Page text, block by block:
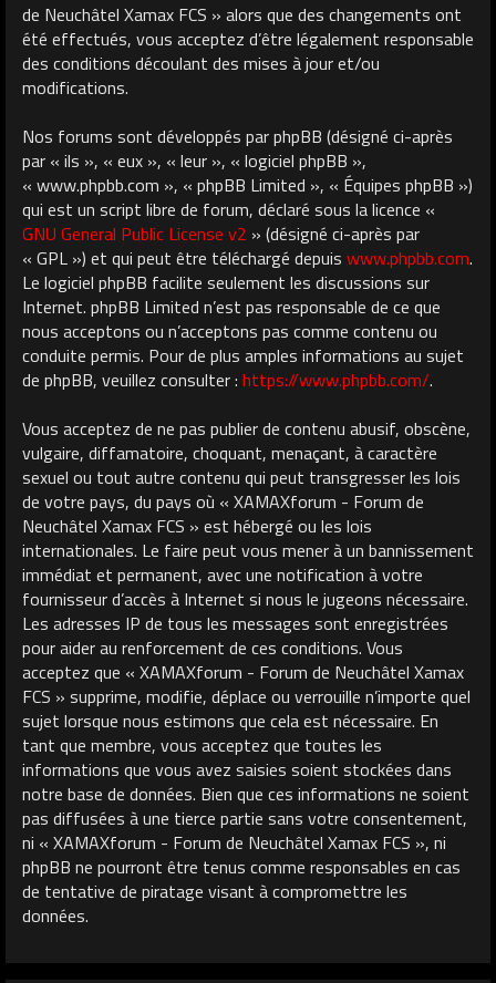
de Neuchâtel Xamax FCS » alors que des changements ont
été effectués, vous acceptez d’être légalement responsable
des conditions découlant des mises à jour et/ou
modifications.
Nos forums sont développés par phpBB (désigné ci-après
par « ils », « eux », « leur », « logiciel phpBB »,
« www.phpbb.com », « phpBB Limited », « Équipes phpBB »)
qui est un script libre de forum, déclaré sous la licence «
GNU General Public License v2 » (désigné ci-après par
« GPL ») et qui peut être téléchargé depuis www.phpbb.com.
Le logiciel phpBB facilite seulement les discussions sur
Internet. phpBB Limited n’est pas responsable de ce que
nous acceptons ou n’acceptons pas comme contenu ou
conduite permis. Pour de plus amples informations au sujet
de phpBB, veuillez consulter : https://www.phpbb.com/.
Vous acceptez de ne pas publier de contenu abusif, obscène,
vulgaire, diffamatoire, choquant, menaçant, à caractère
sexuel ou tout autre contenu qui peut transgresser les lois
de votre pays, du pays où « XAMAXforum - Forum de
Neuchâtel Xamax FCS » est hébergé ou les lois
internationales. Le faire peut vous mener à un bannissement
immédiat et permanent, avec une notification à votre
fournisseur d’accès à Internet si nous le jugeons nécessaire.
Les adresses IP de tous les messages sont enregistrées
pour aider au renforcement de ces conditions. Vous
acceptez que « XAMAXforum - Forum de Neuchâtel Xamax
FCS » supprime, modifie, déplace ou verrouille n’importe quel
sujet lorsque nous estimons que cela est nécessaire. En
tant que membre, vous acceptez que toutes les
informations que vous avez saisies soient stockées dans
notre base de données. Bien que ces informations ne soient
pas diffusées à une tierce partie sans votre consentement,
ni « XAMAXforum - Forum de Neuchâtel Xamax FCS », ni
phpBB ne pourront être tenus comme responsables en cas
de tentative de piratage visant à compromettre les
données.